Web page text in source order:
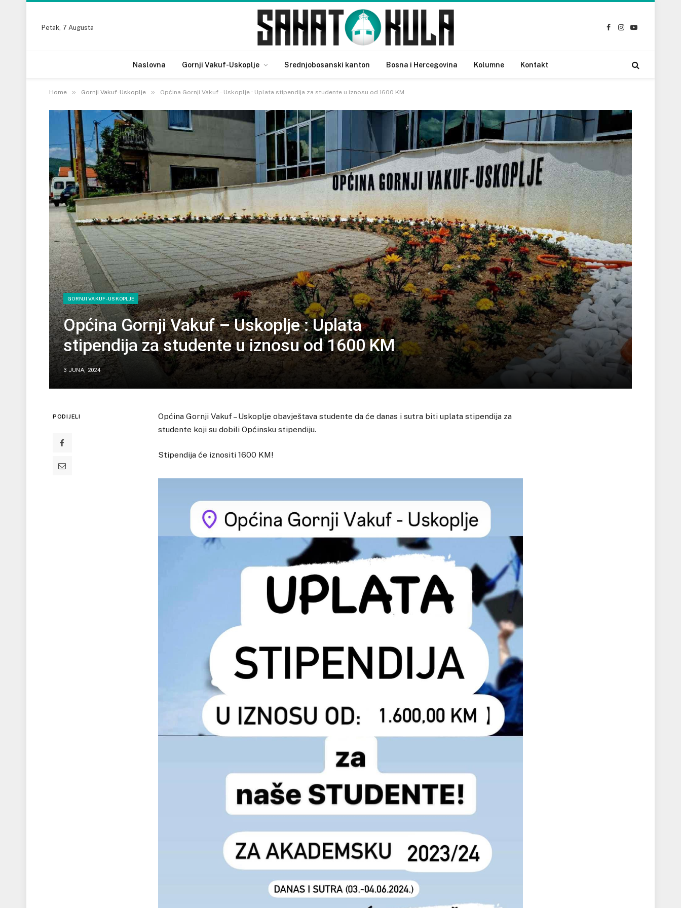
Petak, 7 Augusta
Facebook
Instagram
YouTube
Naslovna Gornji Vakuf-Uskoplje Srednjobosanski kanton Bosna i Hercegovina Kolumne Kontakt
Home » Gornji Vakuf-Uskoplje » Općina Gornji Vakuf – Uskoplje : Uplata stipendija za studente u iznosu od 1600 KM
GORNJI VAKUF-USKOPLJE
Općina Gornji Vakuf – Uskoplje : Uplata
stipendija za studente u iznosu od 1600 KM
3 JUNA, 2024
PODIJELI
Općina Gornji Vakuf – Uskoplje obavještava studente da će danas i sutra biti uplata stipendija za
studente koji su dobili Općinsku stipendiju.
Stipendija će iznositi 1600 KM!